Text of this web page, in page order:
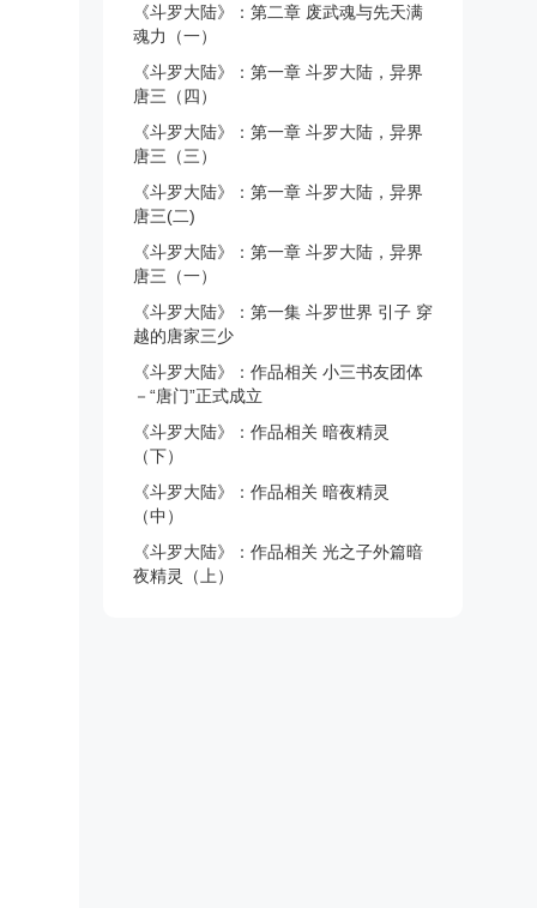
《斗罗大陆》：第二章 废武魂与先天满
魂力（一）
《斗罗大陆》：第一章 斗罗大陆，异界
唐三（四）
《斗罗大陆》：第一章 斗罗大陆，异界
唐三（三）
《斗罗大陆》：第一章 斗罗大陆，异界
唐三(二)
《斗罗大陆》：第一章 斗罗大陆，异界
唐三（一）
《斗罗大陆》：第一集 斗罗世界 引子 穿
越的唐家三少
《斗罗大陆》：作品相关 小三书友团体
－“唐门”正式成立
《斗罗大陆》：作品相关 暗夜精灵
（下）
《斗罗大陆》：作品相关 暗夜精灵
（中）
《斗罗大陆》：作品相关 光之子外篇暗
夜精灵（上）